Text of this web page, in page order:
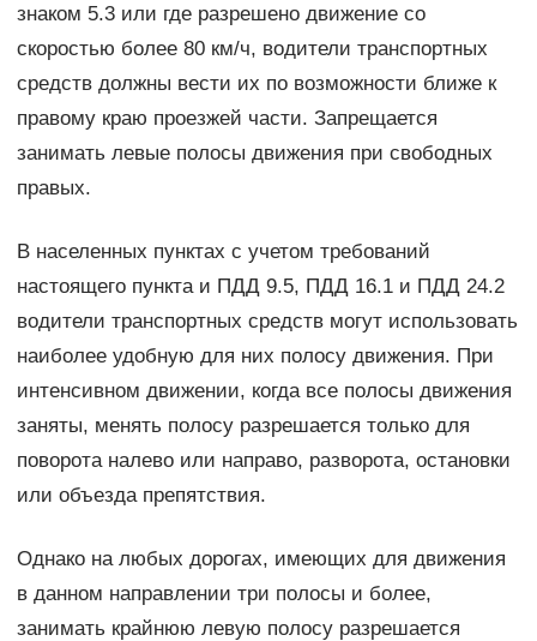
знаком 5.3 или где разрешено движение со
скоростью более 80 км/ч, водители транспортных
средств должны вести их по возможности ближе к
правому краю проезжей части. Запрещается
занимать левые полосы движения при свободных
правых.
В населенных пунктах с учетом требований
настоящего пункта и ПДД 9.5, ПДД 16.1 и ПДД 24.2
водители транспортных средств могут использовать
наиболее удобную для них полосу движения. При
интенсивном движении, когда все полосы движения
заняты, менять полосу разрешается только для
поворота налево или направо, разворота, остановки
или объезда препятствия.
Однако на любых дорогах, имеющих для движения
в данном направлении три полосы и более,
занимать крайнюю левую полосу разрешается